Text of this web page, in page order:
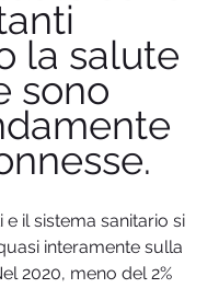
la salute
sono
e il sistema sanitario si
interamente sulla
2020, meno del 2%